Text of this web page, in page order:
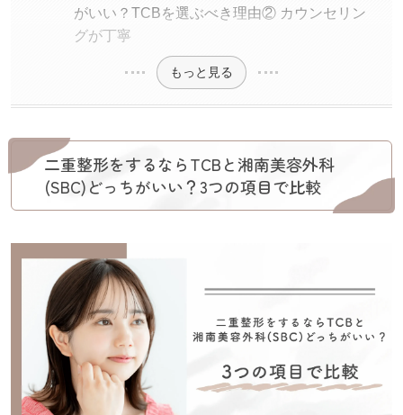
がいい？TCBを選ぶべき理由② カウンセリン
グが丁寧
もっと見る
二重整形をするならTCBと湘南美容外科
(SBC)どっちがいい？3つの項目で比較